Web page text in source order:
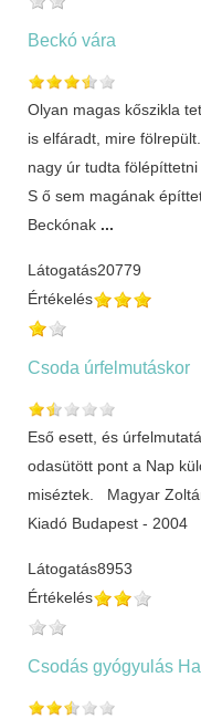
Beckó vára
Olyan magas kőszikla
is elfáradt, mire
nagy úr tudta
S ő sem magának
Beckónak ...
Látogatás20779
Értékelés
Csoda úrfelmutáskor
Eső esett, és
odasütött pont a Nap
miséztek. Magyar
Kiadó Budapest - 2004
Látogatás8953
Értékelés
Csodás gyógyulás